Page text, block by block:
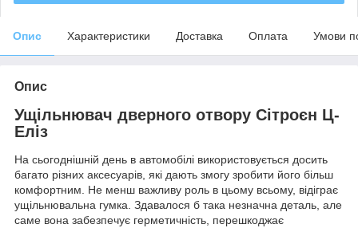
Опис Характеристики Доставка Оплата Умови
Опис
Ущільнювач дверного отвору Сітроєн Ц-
Еліз
На сьогоднішній день в автомобілі використовується досить
багато різних аксесуарів, які дають змогу зробити його більш
комфортним. Не менш важливу роль в цьому всьому, відіграє
ущільнювальна гумка. Здавалося б така незначна деталь, але
саме вона забезпечує герметичність, перешкоджає